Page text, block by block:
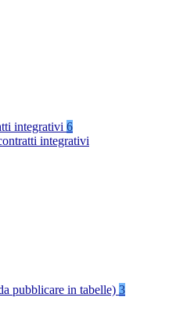
integrativi 6
integrativi
pubblicare in tabelle) 3